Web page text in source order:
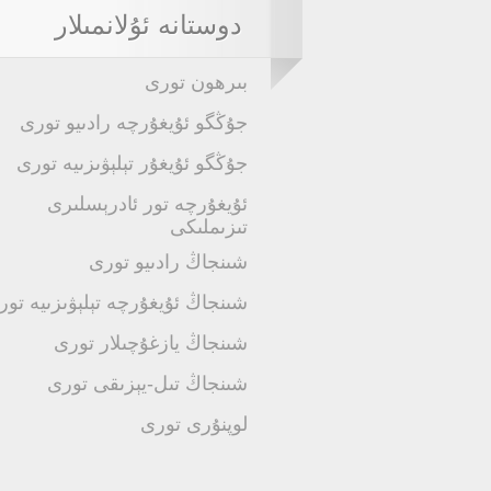
دوستانە ئۇلانمىلار
بىرھون تورى
جۇڭگو ئۇيغۇرچە رادىيو تورى
جۇڭگو ئۇيغۇر تېلېۋىزىيە تورى
ئۇيغۇرچە تور ئادرېسلىرى
تىزىملىكى
شىنجاڭ رادىيو تورى
شىنجاڭ ئۇيغۇرچە تېلېۋىزىيە
شىنجاڭ يازغۇچىلار تورى
شىنجاڭ تىل-يېزىقى تورى
لوپنۇرى تورى